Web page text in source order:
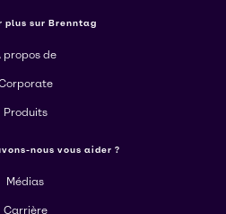
plus sur Brenntag
propos de
Produits
nous vous aider ?
Médias
Carrière